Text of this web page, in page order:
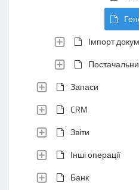
Імпорт
Запаси
CRM
Звіти
Інші операції
Банк